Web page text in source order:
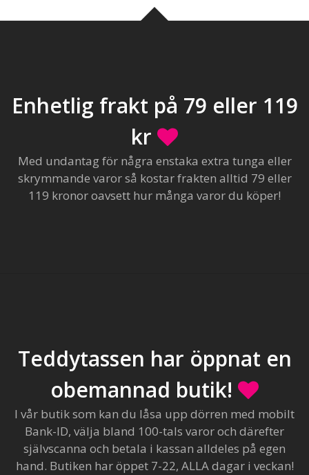
Enhetlig frakt på 79 eller 119
kr
Med undantag för några enstaka extra tunga eller
skrymmande varor så kostar frakten alltid 79 eller
119 kronor oavsett hur många varor du köper!
Teddytassen har öppnat en
obemannad butik!
I vår butik som kan du låsa upp dörren med mobilt
Bank-ID, välja bland 100-tals varor och därefter
självscanna och betala i kassan alldeles på egen
hand. Butiken har öppet 7-22, ALLA dagar i veckan!